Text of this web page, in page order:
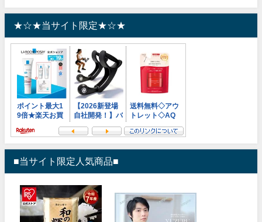
★☆★当サイト限定★☆★
■当サイト限定人気商品■